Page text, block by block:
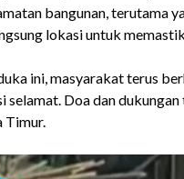
bangunan, terutama
lokasi untuk
ini, masyarakat terus
selamat. Doa dan
Timur.